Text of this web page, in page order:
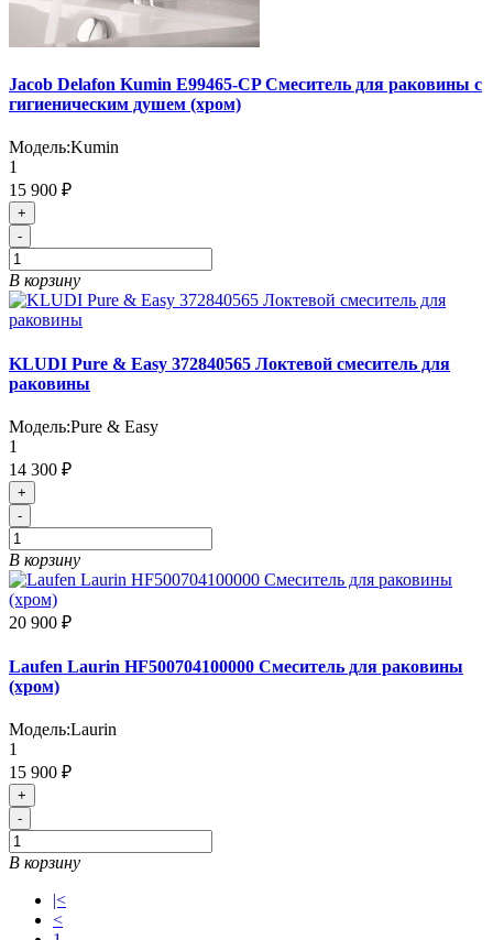
Jacob Delafon Kumin E99465-CP Смеситель для раковины с
гигиеническим душем (хром)
Модель:Kumin
1
15 900 ₽
+
-
В корзину
KLUDI Pure & Easy 372840565 Локтевой смеситель для
раковины
Модель:Pure & Easy
1
14 300 ₽
+
-
В корзину
20 900 ₽
Laufen Laurin HF500704100000 Смеситель для раковины
(хром)
Модель:Laurin
1
15 900 ₽
+
-
В корзину
|<
<